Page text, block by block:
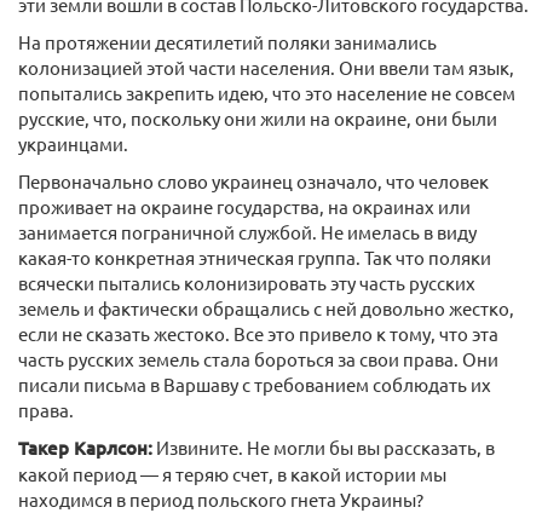
На протяжении десятилетий поляки занимались
колонизацией этой части населения. Они ввели там язык,
попытались закрепить идею, что это население не совсем
русские, что, поскольку они жили на окраине, они были
украинцами.
Первоначально слово украинец означало, что человек
проживает на окраине государства, на окраинах или
занимается пограничной службой. Не имелась в виду
какая-то конкретная этническая группа. Так что поляки
всячески пытались колонизировать эту часть русских
земель и фактически обращались с ней довольно жестко,
если не сказать жестоко. Все это привело к тому, что эта
часть русских земель стала бороться за свои права. Они
писали письма в Варшаву с требованием соблюдать их
права.
Такер Карлсон: Извините. Не могли бы вы рассказать, в
какой период — я теряю счет, в какой истории мы
находимся в период польского гнета Украины?